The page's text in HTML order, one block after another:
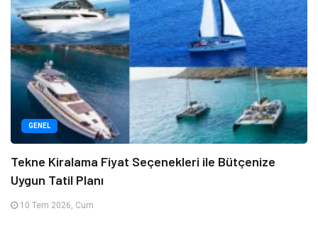
GENEL
Tekne Kiralama Fiyat Seçenekleri ile Bütçenize
Uygun Tatil Planı
10 Tem 2026, Cum